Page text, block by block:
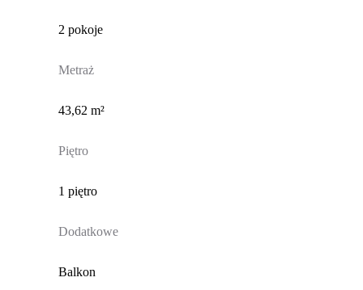
2 pokoje
Metraż
43,62 m²
Piętro
1 piętro
Dodatkowe
Balkon